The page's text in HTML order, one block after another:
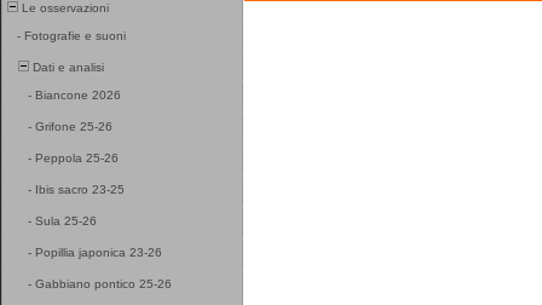
Le osservazioni
- Fotografie e suoni
Dati e analisi
- Biancone 2026
- Grifone 25-26
- Peppola 25-26
- Ibis sacro 23-25
- Sula 25-26
- Popillia japonica 23-26
- Gabbiano pontico 25-26